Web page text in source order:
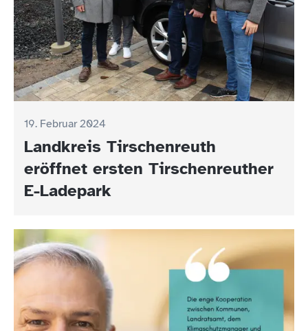
19. Februar 2024
Landkreis Tirschenreuth
eröffnet ersten Tirschenreuther
E-Ladepark